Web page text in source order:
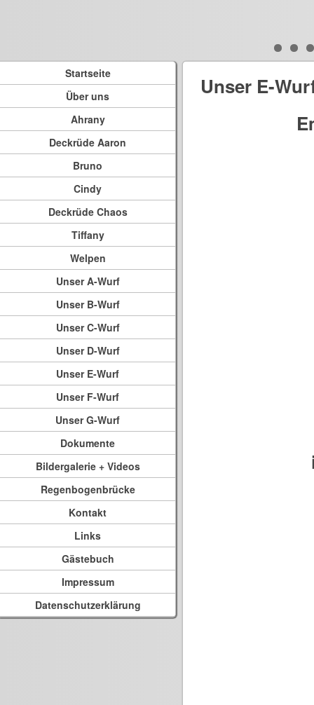
Startseite
Über uns
Ahrany
Deckrüde Aaron
Bruno
Cindy
Deckrüde Chaos
Tiffany
Welpen
Unser A-Wurf
Unser B-Wurf
Unser C-Wurf
Unser D-Wurf
Unser E-Wurf
Unser F-Wurf
Unser G-Wurf
Dokumente
Bildergalerie + Videos
Regenbogenbrücke
Kontakt
Links
Gästebuch
Impressum
Datenschutzerklärung
Unser E-